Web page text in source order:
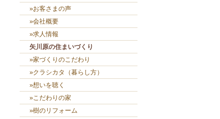
»お客さまの声
»会社概要
»求人情報
矢川原の住まいづくり
»家づくりのこだわり
»クラシカタ（暮らし方）
»想いを聴く
»こだわりの家
»樹のリフォーム